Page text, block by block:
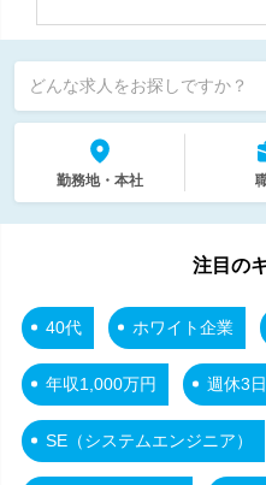
どんな求人をお探しですか？
勤務地・本社
注目の
40代 ホワイト企業
年収1,000万円 週休3日
SE（システムエンジニア）